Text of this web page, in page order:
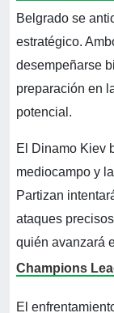
Belgrado se
estratégico.
desempeñarse
preparación en
potencial.
El Dinamo Kiev
mediocampo y
Partizan
ataques
quién avanzará
Champions
El